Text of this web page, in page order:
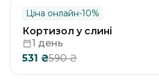
Ціна онлайн-10%
Кортизол у слині
1 день
531 ₴590₴